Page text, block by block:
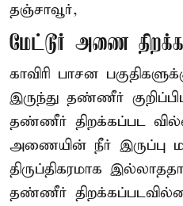
தஞ்சாவூர்,
மேட்டூர் அணை
காவிரி பாசன
இருந்து தண்ணீர்
தண்ணீர் திறக்கப்பட
அணையின் நீர் இருப்பு
திருப்திகரமாக
தண்ணீர்